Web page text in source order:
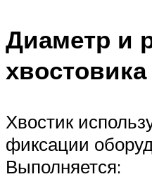
Диаметр и
хвостовика
Хвостик
фиксации
Выполняется: